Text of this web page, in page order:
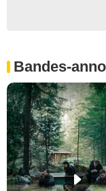
Bandes-